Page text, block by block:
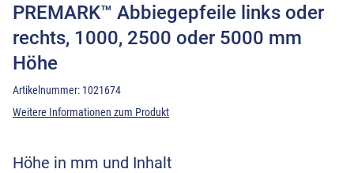
PREMARK™ Abbiegepfeile links oder
rechts, 1000, 2500 oder 5000 mm
Höhe
Artikelnummer: 1021674
Weitere Informationen zum Produkt
Höhe in mm und Inhalt